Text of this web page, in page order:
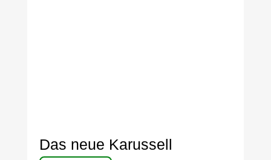
Das neue Karussell